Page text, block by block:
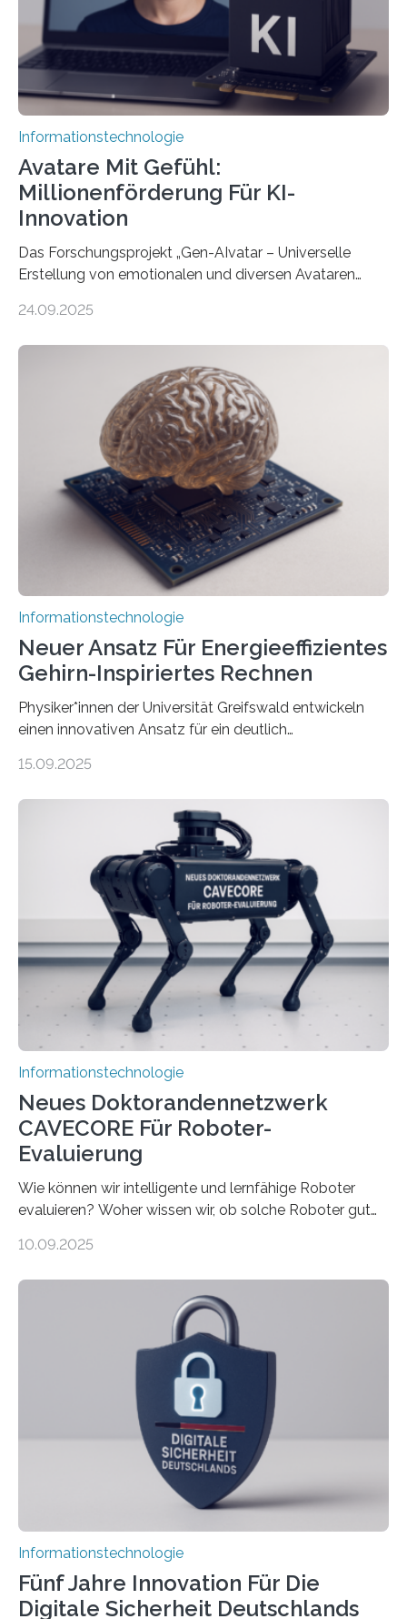
Informationstechnologie
Avatare Mit Gefühl:
Millionenförderung Für KI-
Innovation
Das Forschungsprojekt „Gen-AIvatar – Universelle
Erstellung von emotionalen und diversen Avataren
Förderung in Höhe von rund 2 Millionen Euro. Dabei
der MindPort GmbH eine neuartige, KI-gestützte
Lösung zur Erzeugung von Emotionen für realistische
Avatare. Gen-AIvatar entwickelt innovative und
kosteneffiziente Methoden, um lebensechte Avatare zu
erstellen. „Besonders wichtig ist uns eine ganzheitliche
Animation, bei der Stimme, Körperbewegung, Gestik
und Mimik im Einklang sind…
24.09.2025
Informationstechnologie
Neuer Ansatz Für Energieeffizientes
Gehirn-Inspiriertes Rechnen
Physiker*innen der Universität Greifswald entwickeln
einen innovativen Ansatz für ein deutlich
Lösungsweg ist inspiriert vom menschlichen Gehirn. Die
stellt die heutige Computertechnik vor
Herausforderungen. Herkömmliche Silizium-
Prozessoren stoßen an ihre Grenzen: Sie verbrauchen
viel Energie, die Speicher- und Verarbeitungseinheiten
sind voneinander getrennt und die Datenübertragung
bremst komplexe Anwendungen aus. Da KI-Modelle
immer größer werden und riesige Datenmengen
verarbeiten müssen, steigt der Bedarf an neuen
Rechenarchitekturen. Neben Quantencomputern
rücken dabei insbesondere…
15.09.2025
Informationstechnologie
Neues Doktorandennetzwerk
CAVECORE Für Roboter-
Evaluierung
Wie können wir intelligente und lernfähige Roboter
evaluieren? Woher wissen wir, ob solche Roboter gut
sich CAVECORE – ein neues Marie Skłodowska-Curie
koordiniert wird. Ab dem 1. September werden sich
über einen Zeitraum von vier Jahren insgesamt 15
Promovierende im Rahmen von CAVECORE mit
kognitiven Robotern beschäftigen – also mit Robotern,
die mittels Sensoren ihre Umgebung erfassen,
Informationen verarbeiten und häufig auch mit…
10.09.2025
Informationstechnologie
Fünf Jahre Innovation Für Die
Digitale Sicherheit Deutschlands